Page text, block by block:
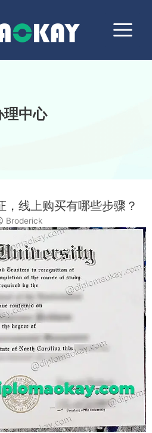
Menu
理中心
，线上购买有哪些步骤？
Broderick